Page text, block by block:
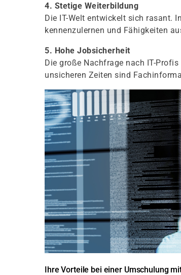
4. Stetige Weiterbildung
Die IT-Welt entwickelt sich rasant.
kennenzulernen und Fähigkeiten
5. Hohe Jobsicherheit
Die große Nachfrage nach IT-
unsicheren Zeiten sind
Ihre Vorteile bei einer Umschulung